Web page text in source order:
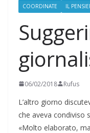
COORDINATE IL
06/02/2018 Rufus
L’altro giorno
che aveva condiviso
«Molto elaborato,